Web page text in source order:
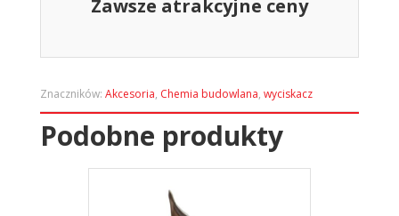
Zawsze atrakcyjne ceny
Znaczników: Akcesoria, Chemia budowlana, wyciskacz
Podobne produkty